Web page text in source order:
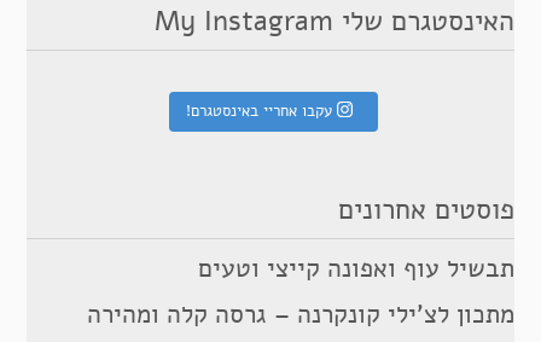
האינסטגרם שלי My Instagram
עקבו אחריי באינסטגרם!
פוסטים אחרונים
תבשיל עוף ואפונה קייצי וטעים
מתכון לצ’ילי קונקרנה – גרסה קלה ומהירה